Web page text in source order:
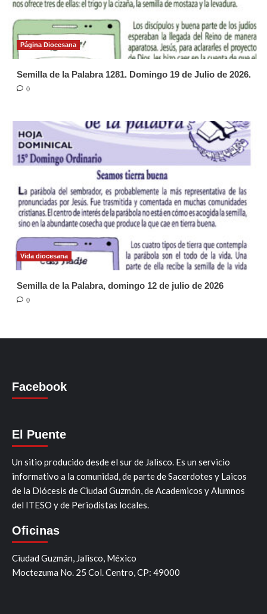
Página Diocesana
Semilla de la Palabra 1281. Domingo 19 de Julio de 2026.
0
Vida diocesana
Semilla de la Palabra, domingo 12 de julio de 2026
0
Facebook
El Puente
Un sitio producido desde el sur de Jalisco. Es un servicio
informativo a la comunidad, de parte de Sacerdotes y Laicos
de la Diócesis de Ciudad Guzmán, de Academicos y Alumnos
del ITESO y de Periodistas locales.
Oficinas
Ciudad Guzmán, Jalisco, México
Moctezuma No. 25 Col. Centro, CP: 49000